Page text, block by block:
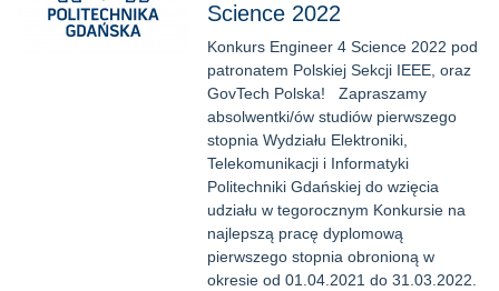
Science 2022
Konkurs Engineer 4 Science 2022 pod
patronatem Polskiej Sekcji IEEE, oraz
GovTech Polska! Zapraszamy
absolwentki/ów studiów pierwszego
stopnia Wydziału Elektroniki,
Telekomunikacji i Informatyki
Politechniki Gdańskiej do wzięcia
udziału w tegorocznym Konkursie na
najlepszą pracę dyplomową
pierwszego stopnia obronioną w
okresie od 01.04.2021 do 31.03.2022.